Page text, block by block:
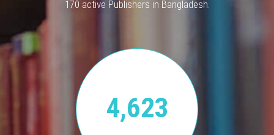
170 active Publishers in Bangladesh.
4,623